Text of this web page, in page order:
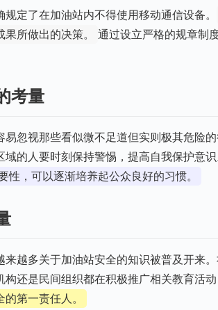
定了在加油站内不得使用移动通信设备。
所做出的决策。
通过设立严格的规章制
考量
易忽视那些看似微不足道但实则极其危险
域的人要时刻保持警惕，提高自我保护
性，可以逐渐培养起公众良好的习惯。
来越多关于加油站安全的知识被普及开来
还是民间组织都在积极推广相关教育活
第一责任人。